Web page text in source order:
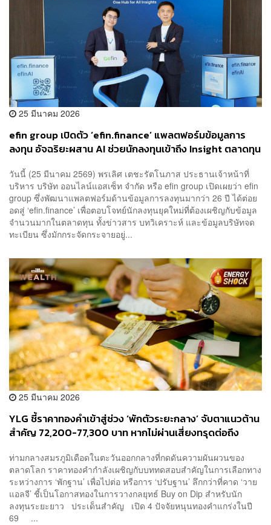
25 มีนาคม 2026
efin group เปิดตัว ‘efin.finance’ แพลตฟอร์มข้อมูลการ
ลงทุน อัจฉริยะผสาน AI ช่วยนักลงทุนเข้าถึง Insight ตลาดทุน
วันนี้ (25 มีนาคม 2569) พรเลิศ เตชะรัตโนภาส ประธานเจ้าหน้าที่
บริหาร บริษัท ออนไลน์แอสเซ็ท จำกัด หรือ efin group เปิดเผยว่า efin
group ซึ่งพัฒนาแพลตฟอร์มด้านข้อมูลการลงทุนมากว่า 26 ปี ได้ต่อย
อดสู่ ‘efin.finance’ เพื่อตอบโจทย์นักลงทุนยุคใหม่ที่ต้องเผชิญกับข้อมูล
จำนวนมากในตลาดทุน ทั้งข่าวสาร บทวิเคราะห์ และข้อมูลบริษัทจด
ทะเบียน ซึ่งมักกระจัดกระจายอยู่...
25 มีนาคม 2026
YLG ชี้ราคาทองคำเข้าสู่ช่วง ‘พักตัวระยะกลาง’ จับตาแนวต้าน
สำคัญ 72,200-77,300 บาท หากไม่ผ่านเสี่ยงทรุดต่อถึง
บาท
ท่ามกลางสมรภูมิเดือดในตะวันออกกลางที่กดดันความผันผวนของ
ตลาดโลก ราคาทองคำกำลังเผชิญกับบททดสอบสำคัญในการเลือกทาง
ระหว่างการ ‘พักฐาน’ เพื่อไปต่อ หรือการ ‘ปรับฐาน’ ลึกกว่าที่คาด ‘วาย
แอลจี’ ชี้เป็นโอกาสทองในการวางกลยุทธ์ Buy on Dip สำหรับนัก
ลงทุนระยะยาว ประเด็นสำคัญ เปิด 4 ปัจจัยหนุนทองคำแกร่งในปี
69 ...